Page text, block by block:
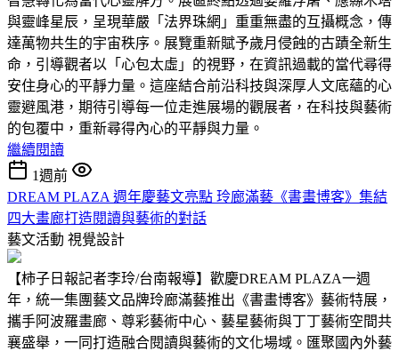
與靈峰星辰，呈現華嚴「法界珠網」重重無盡的互攝概念，傳
達萬物共生的宇宙秩序。展覽重新賦予歲月侵蝕的古蹟全新生
命，引導觀者以「心包太虛」的視野，在資訊過載的當代尋得
安住身心的平靜力量。這座結合前沿科技與深厚人文底蘊的心
靈避風港，期待引導每一位走進展場的觀展者，在科技與藝術
的包覆中，重新尋得內心的平靜與力量。
繼續閱讀
1週前
DREAM PLAZA 週年慶藝文亮點 玲廊滿藝《書畫博客》集結
四大畫廊打造閱讀與藝術的對話
藝文活動 視覺設計
【柿子日報記者李玲/台南報導】歡慶DREAM PLAZA一週
年，統一集團藝文品牌玲廊滿藝推出《書畫博客》藝術特展，
攜手阿波羅畫廊、尊彩藝術中心、藝星藝術與丁丁藝術空間共
襄盛舉，一同打造融合閱讀與藝術的文化場域。匯聚國內外藝